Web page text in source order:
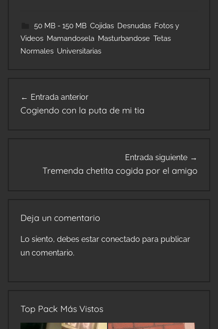
50 MB - 150 MB, Cojidas, Desnudas, Fotos y
Videos Mamandosela Masturbandose Tetas
Normales Universitarias
de
Entrada anterior
Cogiendo con la puta de mi tia
Entrada siguiente
Tremenda chetita cogida por el amigo
Deja un comentario
Lo siento, debes estar conectado para publicar
un comentario.
Top Pack Más Vistos